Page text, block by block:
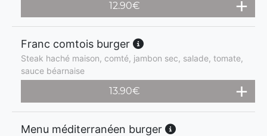
12.90€
Franc comtois burger
Steak haché maison, comté, jambon sec, salade, tomate,
sauce béarnaise
13.90€
Menu méditerranéen burger